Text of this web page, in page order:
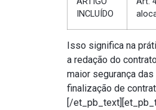
INCLUÍDO
Isso significa na
a redação do
maior segurança
finalização de
[/